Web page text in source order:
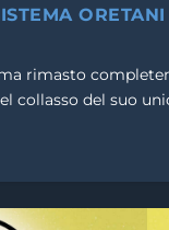
ORETANI
rimasto
collasso del suo